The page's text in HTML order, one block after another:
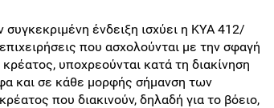
ένδειξη ισχύει η ΚΥΑ 412/
που ασχολούνται με την σφαγή
υποχρεούνται κατά τη διακίνηση
και σε κάθε μορφής σήμανση των
που διακινούν, δηλαδή για το βόειο,